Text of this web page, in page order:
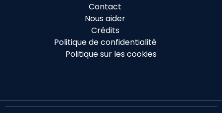
Contact
Nous aider
Crédits
Politique de confidentialité
Politique sur les cookies